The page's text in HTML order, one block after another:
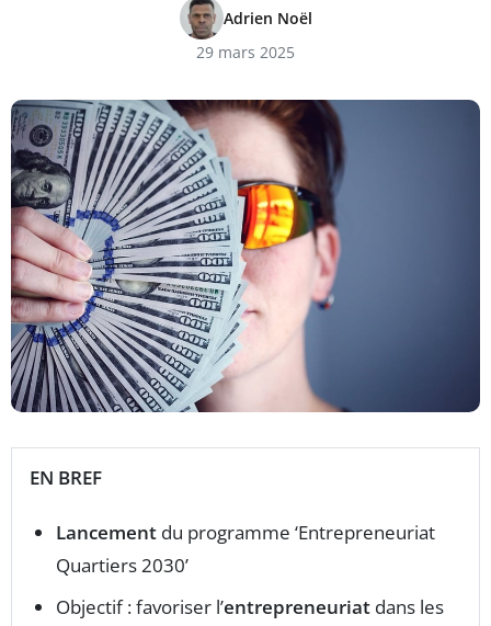
Adrien Noël
29 mars 2025
EN BREF
Lancement du programme ‘Entrepreneuriat
Quartiers 2030’
Objectif : favoriser l’entrepreneuriat dans les